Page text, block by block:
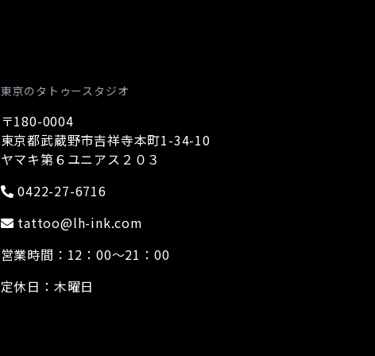
東京のタトゥースタジオ
〒180-0004
東京都武蔵野市吉祥寺本町1-34-10
ヤマキ第６ユニアス２０３
0422-27-6716
tattoo@lh-ink.com
営業時間：12：00～21：00
定休日：木曜日